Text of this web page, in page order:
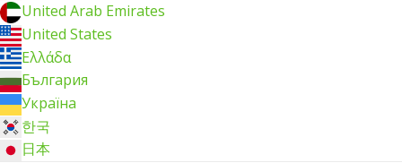
United Arab Emirates
United States
Ελλάδα
България
Україна
한국
日本